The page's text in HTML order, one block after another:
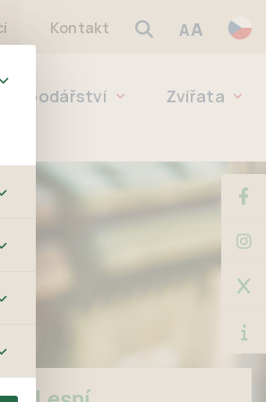
Kontakt AA
hospodářství
Zvířata